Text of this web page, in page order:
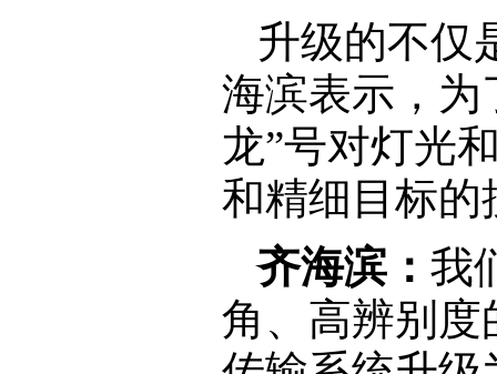
升级的不仅
海滨表示，为
龙”号对灯光
和精细目标的
齐海滨： 我
角、高辨别度